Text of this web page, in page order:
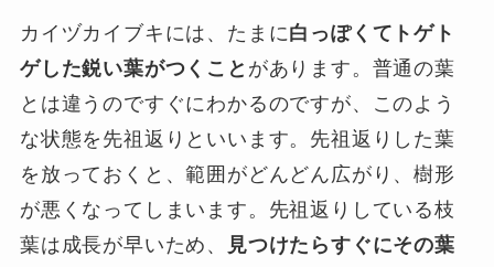
カイヅカイブキには、たまに白っぽくてトゲト
ゲした鋭い葉がつくこと があります。普通の葉
とは違うのですぐにわかるのですが、このよう
な状態を先祖返りといいます。先祖返りした葉
を放っておくと、範囲がどんどん広がり、樹形
が悪くなってしまいます。先祖返りしている枝
葉は成長が早いため、
見つけたらすぐにその葉